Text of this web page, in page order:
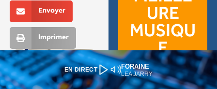
EN DIRECT FORAINE
LEA JARRY